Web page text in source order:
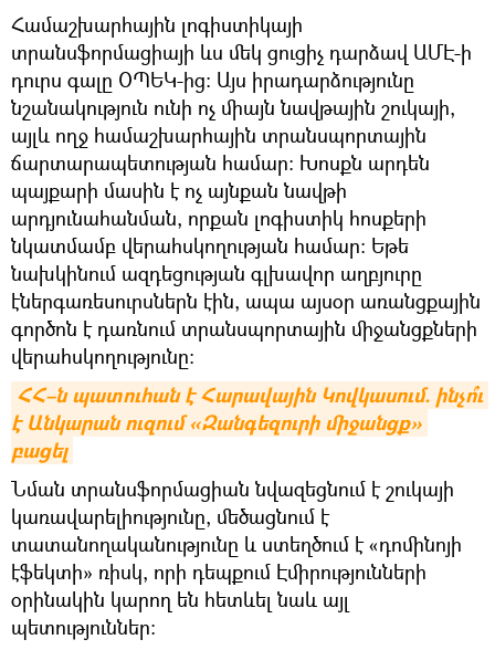
Համաշխարհային լոգիստիկայի
տրանսֆորմացիայի ևս մեկ ցուցիչ դարձավ ԱՄԷ-ի
դուրս գալը ՕՊԵԿ-ից։ Այս իրադարձությունը
նշանակություն ունի ոչ միայն նավթային շուկայի,
այլև ողջ համաշխարհային տրանսպորտային
ճարտարապետության համար։ Խոսքն արդեն
պայքարի մասին է ոչ այնքան նավթի
արդյունահանման, որքան լոգիստիկ հոսքերի
նկատմամբ վերահսկողության համար։ Եթե
նախկինում ազդեցության գլխավոր աղբյուրը
էներգառեսուրսներն էին, ապա այսօր առանցքային
գործոն է դառնում տրանսպորտային միջանցքների
վերահսկողությունը։
ՀՀ–ն պատուհան է Հարավային Կովկասում. ինչո՞ւ
է Անկարան ուզում «Զանգեզուրի միջանցք»
բացել
Նման տրանսֆորմացիան նվազեցնում է շուկայի
կառավարելիությունը, մեծացնում է
տատանողականությունը և ստեղծում է «դոմինոյի
էֆեկտի» ռիսկ, որի դեպքում Էմիրությունների
օրինակին կարող են հետևել նաև այլ
պետություններ։